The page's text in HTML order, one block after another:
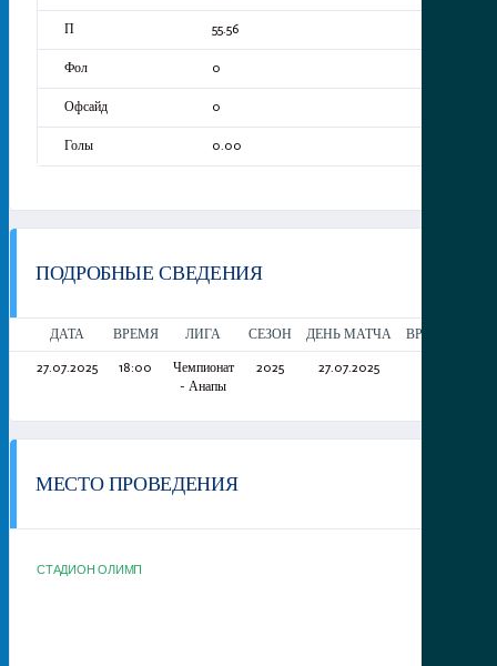
55.56
0
0
0.00
ПОДРОБНЫЕ СВЕДЕНИЯ
ДАТА ВРЕМЯ ЛИГА СЕЗОН ДЕНЬ МАТЧА ВРЕМЯ
27.07.2025 18:00
Чемпионат
- Анапы
2025 27.07.2025
МЕСТО ПРОВЕДЕНИЯ
СТАДИОН ОЛИМП